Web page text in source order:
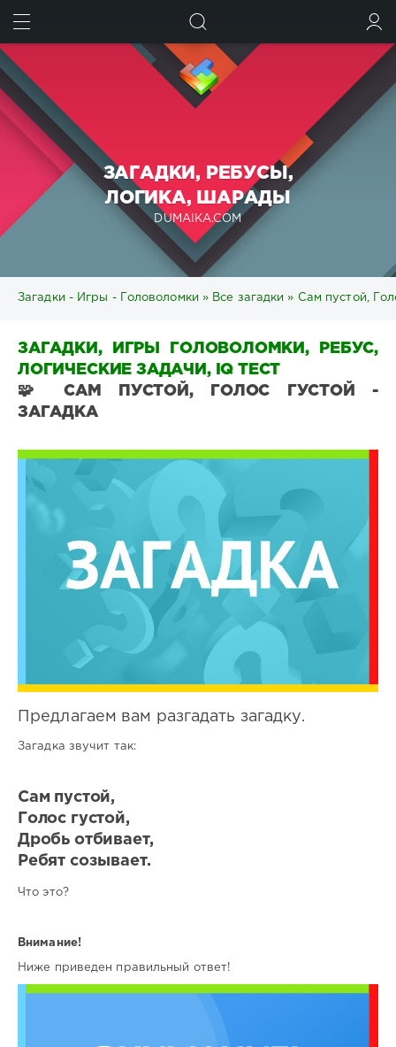
ЗАГАДКИ, РЕБУСЫ,
ЛОГИКА, ШАРАДЫ
DUMAIKA.COM
Загадки - Игры - Головоломки » Все загадки » Сам пустой,
ЗАГАДКИ, ИГРЫ ГОЛОВОЛОМКИ, РЕБУС,
ЛОГИЧЕСКИЕ ЗАДАЧИ, IQ ТЕСТ
🧩 САМ ПУСТОЙ, ГОЛОС ГУСТОЙ -
ЗАГАДКА
Предлагаем вам разгадать загадку.
Загадка звучит так:
Сам пустой,
Голос густой,
Дробь отбивает,
Ребят созывает.
Что это?
Внимание!
Ниже приведен правильный ответ!